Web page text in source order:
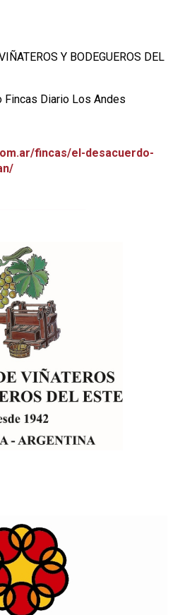
Y BODEGUEROS DEL
Fincas Diario Los Andes
fincas/el-desacuerdo-